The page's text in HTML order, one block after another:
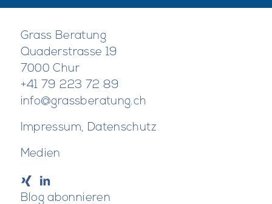
Grass Be­ra­tung
Qua­der­stras­se 19
7000 Chur
+41 79 223 72 89
info@grassberatung.ch
Impressum, Datenschutz
Medien
Blog abonnieren